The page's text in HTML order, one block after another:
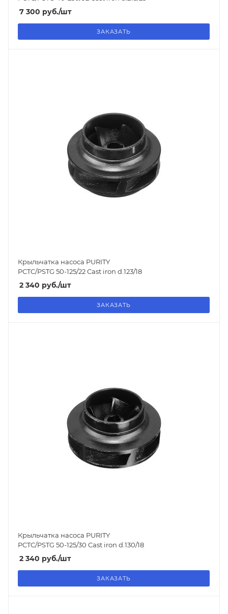
7 300 руб./шт
ЗАКАЗАТЬ
Крыльчатка насоса PURITY
PCTC/PSTG 50-125/22 Cast iron d.123/18
2 340 руб./шт
ЗАКАЗАТЬ
Крыльчатка насоса PURITY
PCTC/PSTG 50-125/30 Cast iron d.130/18
2 340 руб./шт
ЗАКАЗАТЬ